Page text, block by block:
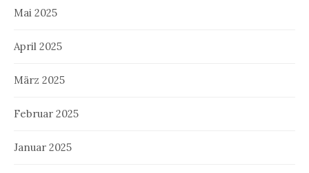
Mai 2025
April 2025
März 2025
Februar 2025
Januar 2025